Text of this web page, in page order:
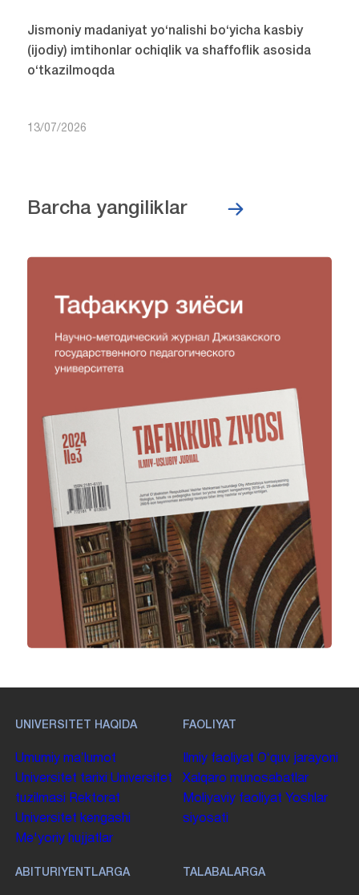
Jismoniy madaniyat yo‘nalishi bo‘yicha kasbiy
(ijodiy) imtihonlar ochiqlik va shaffoflik asosida
o‘tkazilmoqda
13/07/2026
Barcha yangiliklar
UNIVERSITET HAQIDA
Umumiy maʼlumot
Universitet tarixi Universitet
tuzilmasi
Rektorat
Universitet kengashi
Me'yoriy hujjatlar
FAOLIYAT
Ilmiy faoliyat Oʻquv jarayoni
Xalqaro munosabatlar
Moliyaviy faoliyat Yoshlar
siyosati
ABITURIYENTLARGA TALABALARGA